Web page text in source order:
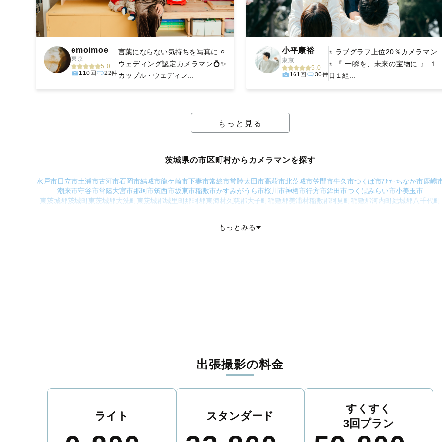
emoimoe
東京
5.0
110回
22件
言葉にならない気持ちを写真に ⚪︎
ウェディング認定カメラマン💍✨
カップル・ウェディン...
小平康裕
東京
5.0
161回
36件
⭐︎ ラブグラフ上位20％カメラマン
⭐︎ 『 一瞬を、未来の宝物に 』 １
日１組...
もっと見る
茨城県の市区町村からカメラマンを探す
水戸市日立市土浦市古河市石岡市結城市龍ケ崎市下妻市常総市常陸太田市高萩市北茨城市笠間市牛久市つくば市ひたちなか市鹿嶋
潮来市守谷市常陸大宮市那珂市筑西市坂東市稲敷市かすみがうら市桜川市神栖市行方市鉾田市つくばみらい市小美玉市
東茨城郡茨城町東茨城郡大洗町東茨城郡城里町那珂郡東海村久慈郡大子町稲敷郡美浦村稲敷郡阿見町稲敷郡河内町結城郡八千代町
もっとみる
出張撮影の料金
ライト スタンダード
すくすく
3回プラン